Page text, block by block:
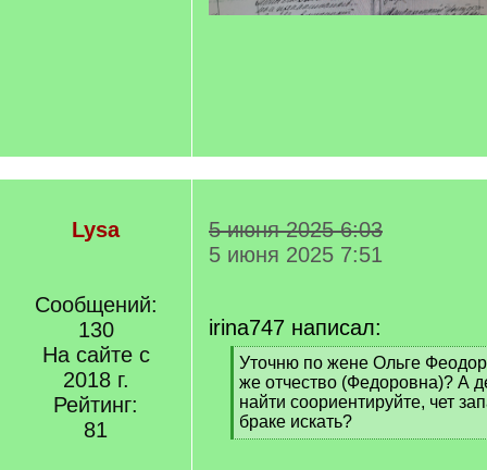
Lysa
Сообщений:
130
На сайте с
2018 г.
Рейтинг:
81
5 июня 2025 6:03
5 июня 2025 7:51
irina747 написал:
[
q
]
Уточню по жене Ольге
же отчество (Федоровна)? А
найти соориентируйте, чет
браке искать?
[